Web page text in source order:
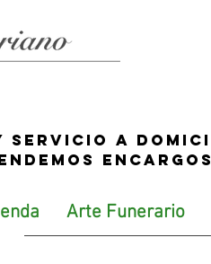
servicio a
ENCARGOS
Arte Funerario